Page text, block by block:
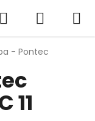
Hledat
KOŠÍK
- Pontec
11